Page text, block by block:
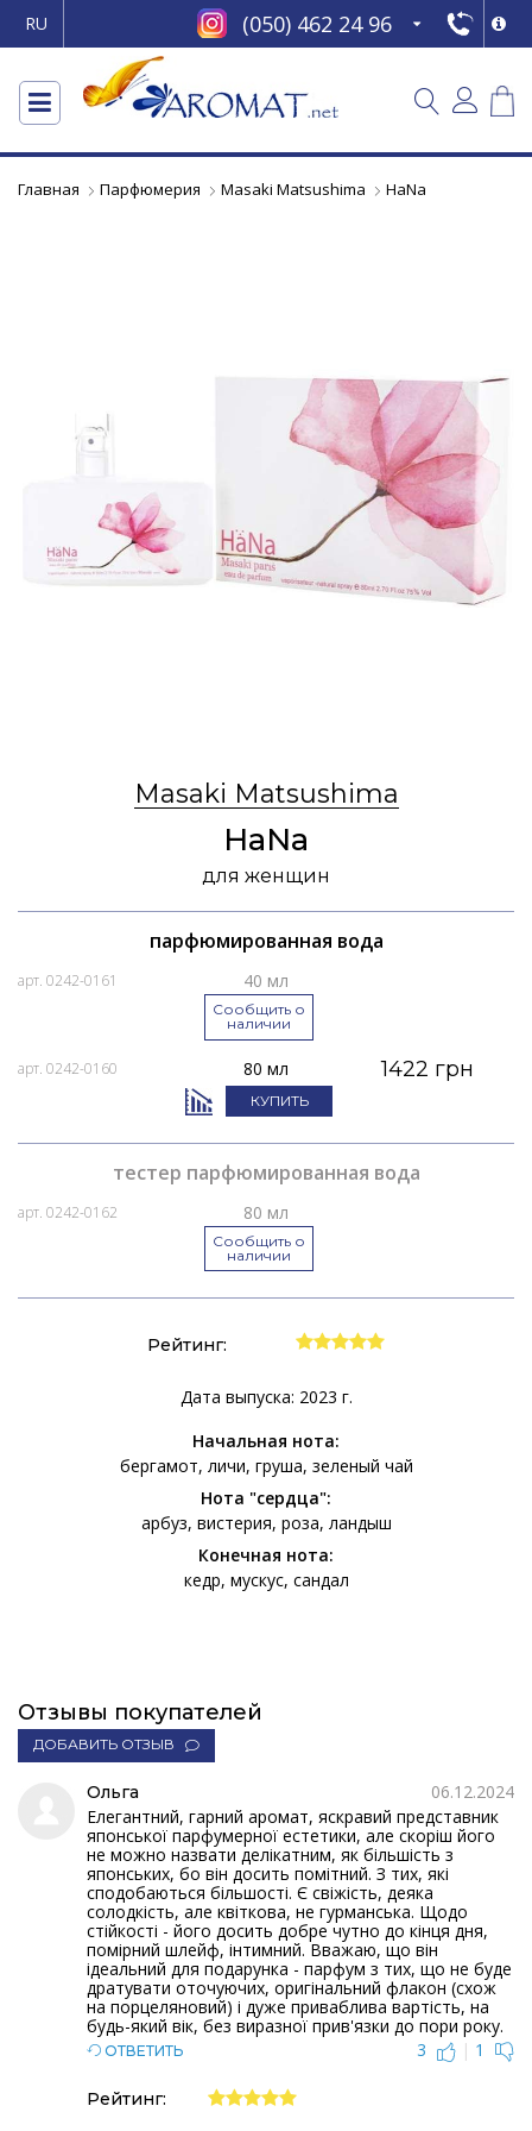
RU (050) 462 24 96
Главная Парфюмерия Masaki Matsushima HaNa
Masaki Matsushima
HaNa
для женщин
парфюмированная вода
арт. 0242-0161 40 мл
Сообщить о
наличии
арт. 0242-0160 80 мл 1422 грн
КУПИТЬ
тестер парфюмированная вода
арт. 0242-0162 80 мл
Сообщить о
наличии
Рейтинг:
Дата выпуска: 2023 г.
Начальная нота:
бергамот личи груша зеленый чай
Нота "сердца":
арбуз вистерия роза ландыш
Конечная нота:
кедр мускус сандал
Отзывы покупателей
ДОБАВИТЬ ОТЗЫВ
Ольга
06.12.2024
Елегантний, гарний аромат, яскравий представник
японської парфумерної естетики, але скоріш його
не можно назвати делікатним, як більшість з
японських, бо він досить помітний. З тих, які
сподобаються більшості. Є свіжість, деяка
солодкість, але квіткова, не гурманська. Щодо
стійкості - його досить добре чутно до кінця дня,
помірний шлейф, інтимний. Вважаю, що він
ідеальний для подарунка - парфум з тих, що не буде
дратувати оточуючих, оригінальний флакон (схож
на порцеляновий) і дуже приваблива вартість, на
будь-який вік, без виразної прив'язки до пори року.
ОТВЕТИТЬ 3 | 1
Рейтинг: